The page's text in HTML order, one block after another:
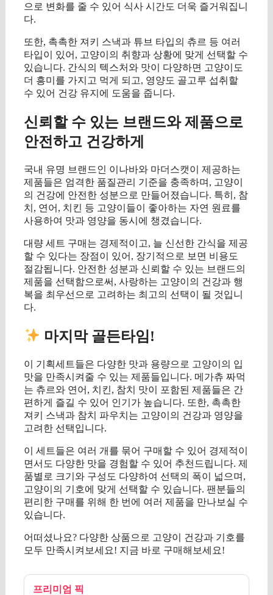
으로 변화를 줄 수 있어 식사 시간도 더욱 즐거워집니
다.
또한, 촉촉한 져키 스낵과 튜브 타입의 츄르 등 여러
타입이 있어, 고양이의 취향과 상황에 맞게 선택할 수
있습니다. 간식의 텍스처와 맛이 다양하면 고양이도
더 흥미를 가지고 먹게 되고, 영양도 골고루 섭취할
수 있어 건강 유지에 도움을 줍니다.
신뢰할 수 있는 브랜드와 제품으로
안전하고 건강하게
국내 유명 브랜드인 이나바와 마더스캣이 제공하는
제품들은 엄격한 품질관리 기준을 충족하며, 고양이
의 건강에 안전한 성분으로 만들어졌습니다. 특히, 참
치, 연어, 치킨 등 고양이들이 좋아하는 자연 원료를
사용하여 맛과 영양을 동시에 챙겼습니다.
대량 세트 구매는 경제적이고, 늘 신선한 간식을 제공
할 수 있다는 장점이 있어, 장기적으로 보면 비용도
절감됩니다. 안전한 성분과 신뢰할 수 있는 브랜드의
제품을 선택함으로써, 사랑하는 고양이의 건강과 행
복을 최우선으로 고려하는 최고의 선택이 될 것입니
다.
마지막 골든타임!
이 기획세트들은 다양한 맛과 용량으로 고양이의 입
맛을 만족시켜줄 수 있는 제품들입니다. 메가츄 짜먹
는 츄르와 연어, 치킨, 참치 맛이 포함된 제품들은 간
편하게 즐길 수 있어 인기가 높습니다. 또한, 촉촉한
져키 스낵과 참치 파우치는 고양이의 건강과 영양을
고려한 선택입니다.
이 세트들은 여러 개를 묶어 구매할 수 있어 경제적이
면서도 다양한 맛을 경험할 수 있어 추천드립니다. 제
품별로 크기와 구성도 다양하여 선택의 폭이 넓으며,
고양이의 기호에 맞게 선택할 수 있습니다. 팬분들의
편리한 구매를 위해 한 번에 여러 제품을 만나보실 수
있습니다.
어떠셨나요? 다양한 상품으로 고양이 건강과 기호를
모두 만족시켜보세요! 지금 바로 구매해보세요!
프리미엄 픽